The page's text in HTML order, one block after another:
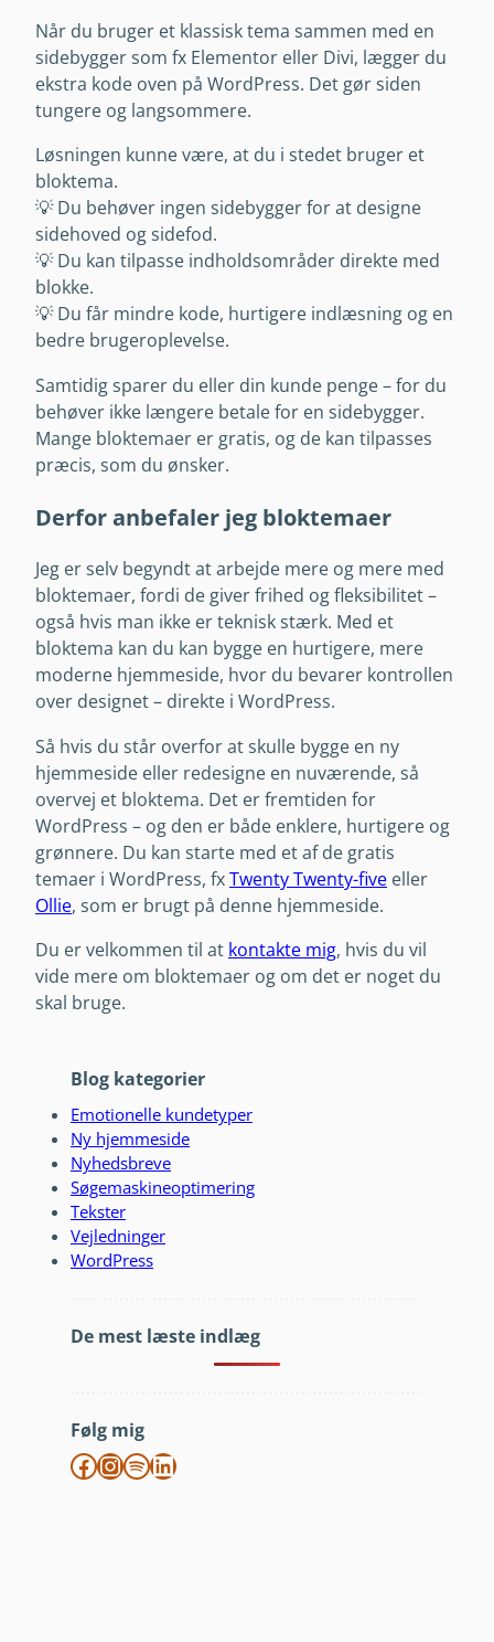
Når du bruger et klassisk tema sammen med en
sidebygger som fx Elementor eller Divi, lægger du
ekstra kode oven på WordPress. Det gør siden
tungere og langsommere.
Løsningen kunne være, at du i stedet bruger et
bloktema.
💡 Du behøver ingen sidebygger for at designe
sidehoved og sidefod.
💡 Du kan tilpasse indholdsområder direkte med
blokke.
💡 Du får mindre kode, hurtigere indlæsning og en
bedre brugeroplevelse.
Samtidig sparer du eller din kunde penge – for du
behøver ikke længere betale for en sidebygger.
Mange bloktemaer er gratis, og de kan tilpasses
præcis, som du ønsker.
Derfor anbefaler jeg bloktemaer
Jeg er selv begyndt at arbejde mere og mere med
bloktemaer, fordi de giver frihed og fleksibilitet –
også hvis man ikke er teknisk stærk. Med et
bloktema kan du kan bygge en hurtigere, mere
moderne hjemmeside, hvor du bevarer kontrollen
over designet – direkte i WordPress.
Så hvis du står overfor at skulle bygge en ny
hjemmeside eller redesigne en nuværende, så
overvej et bloktema. Det er fremtiden for
WordPress – og den er både enklere, hurtigere og
grønnere. Du kan starte med et af de gratis
temaer i WordPress, fxTwenty Twenty-five eller
Ollie, som er brugt på denne hjemmeside.
Du er velkommen til at kontakte mig, hvis du vil
vide mere om bloktemaer og om det er noget du
skal bruge.
Blog kategorier
Emotionelle kundetyper
Ny hjemmeside
Nyhedsbreve
Søgemaskineoptimering
Tekster
Vejledninger
WordPress
De mest læste indlæg
Følg mig
Facebook InstagramSpotify LinkedIn